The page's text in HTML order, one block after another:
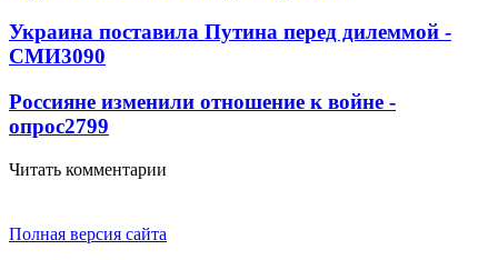
Украина поставила Путина перед дилеммой -
СМИ3090
Россияне изменили отношение к войне -
опрос2799
Читать комментарии
Полная версия сайта